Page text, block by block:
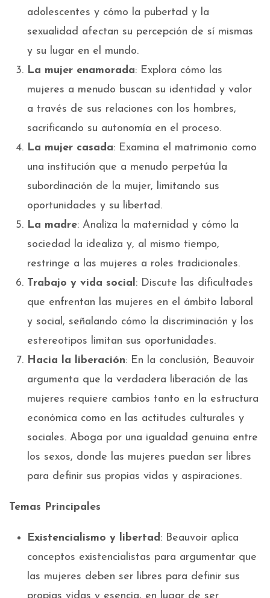
adolescentes y cómo la pubertad y la
sexualidad afectan su percepción de sí mismas
y su lugar en el mundo.
La mujer enamorada: Explora cómo las
mujeres a menudo buscan su identidad y valor
a través de sus relaciones con los hombres,
sacrificando su autonomía en el proceso.
La mujer casada: Examina el matrimonio como
una institución que a menudo perpetúa la
subordinación de la mujer, limitando sus
oportunidades y su libertad.
La madre: Analiza la maternidad y cómo la
sociedad la idealiza y, al mismo tiempo,
restringe a las mujeres a roles tradicionales.
Trabajo y vida social: Discute las dificultades
que enfrentan las mujeres en el ámbito laboral
y social, señalando cómo la discriminación y los
estereotipos limitan sus oportunidades.
Hacia la liberación: En la conclusión, Beauvoir
argumenta que la verdadera liberación de las
mujeres requiere cambios tanto en la estructura
económica como en las actitudes culturales y
sociales. Aboga por una igualdad genuina entre
los sexos, donde las mujeres puedan ser libres
para definir sus propias vidas y aspiraciones.
Temas Principales
Existencialismo y libertad: Beauvoir aplica
conceptos existencialistas para argumentar que
las mujeres deben ser libres para definir sus